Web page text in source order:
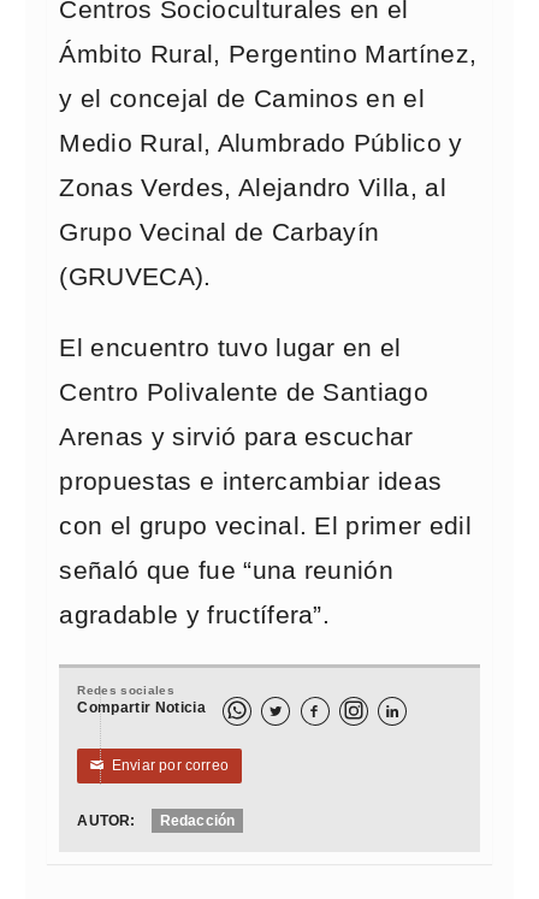
Centros Socioculturales en el
Ámbito Rural, Pergentino Martínez,
y el concejal de Caminos en el
Medio Rural, Alumbrado Público y
Zonas Verdes, Alejandro Villa, al
Grupo Vecinal de Carbayín
(GRUVECA).
El encuentro tuvo lugar en el
Centro Polivalente de Santiago
Arenas y sirvió para escuchar
propuestas e intercambiar ideas
con el grupo vecinal. El primer edil
señaló que fue “una reunión
agradable y fructífera”.
Redes sociales
Compartir Noticia   
✉ Enviar por correo
AUTOR: Redacción